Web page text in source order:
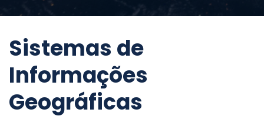
Sistemas de
Informações
Geográficas